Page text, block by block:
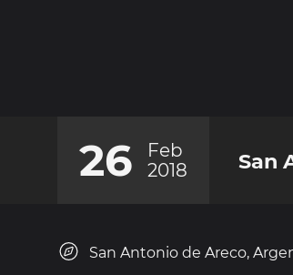
26
Feb
2018
San
San Antonio de Areco,